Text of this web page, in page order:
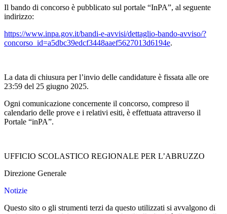
Il bando di concorso è pubblicato sul portale “InPA”, al seguente
indirizzo:
https://www.inpa.gov.it/bandi-e-avvisi/dettaglio-bando-avviso/?
concorso_id=a5dbc39edcf3448aaef5627013d6194e.
La data di chiusura per l’invio delle candidature è fissata alle ore
23:59 del 25 giugno 2025.
Ogni comunicazione concernente il concorso, compreso il
calendario delle prove e i relativi esiti, è effettuata attraverso il
Portale “inPA”.
UFFICIO SCOLASTICO REGIONALE PER L’ABRUZZO
Direzione Generale
Notizie
Questo sito o gli strumenti terzi da questo utilizzati si avvalgono di